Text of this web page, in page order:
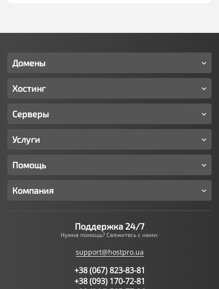
Домены
Хостинг
Серверы
Услуги
Помощь
Компания
Поддержка 24/7
Нужна помощь? Свяжитесь с нами:
support@hostpro.ua
+38 (067) 823-83-81
+38 (093) 170-72-81